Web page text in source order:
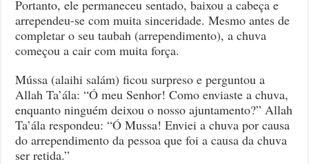
Portanto, ele permaneceu sentado, baixou a cabeça e
arrependeu-se com muita sinceridade. Mesmo antes de
completar o seu taubah (arrependimento), a chuva
começou a cair com muita força.
Mússa (alaihi salám) ficou surpreso e perguntou a
Allah Ta’ála: “Ó meu Senhor! Como enviaste a chuva,
enquanto ninguém deixou o nosso ajuntamento?” Allah
Ta’ála respondeu: “Ó Mussa! Enviei a chuva por causa
do arrependimento da pessoa que foi a causa da chuva
ser retida.”